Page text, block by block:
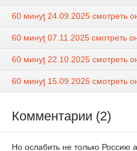
60 минуţ 24.09.2025 смотреть
60 минуţ 07.11.2025 смотреть
60 минуţ 22.10.2025 смотреть
60 минуţ 15.09.2025 смотреть
Комментарии (2)
Но ослабить не только Россию